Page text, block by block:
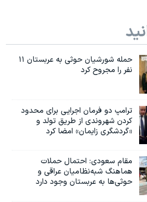
حمله شورشیان حوثی به عربستان ۱۱
نفر را مجروح کرد
ترامپ دو فرمان اجرایی برای محدود
کردن شهروندی از طریق تولد و
«گردشگری زایمان» امضا کرد
مقام سعودی: احتمال حملات
هماهنگ شبه‌نظامیان عراقی و
حوثی‌ها به عربستان وجود دارد